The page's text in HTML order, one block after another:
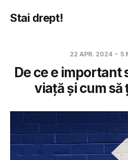
Stai drept!
22 APR. 2024 5
De ce e important
viață și cum să